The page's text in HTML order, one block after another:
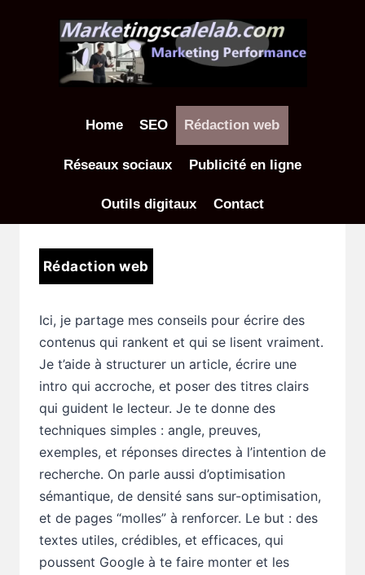
Home SEO Rédaction web
Réseaux sociaux Publicité en ligne
Outils digitaux Contact
Rédaction web
Ici, je partage mes conseils pour écrire des
contenus qui rankent et qui se lisent vraiment.
Je t’aide à structurer un article, écrire une
intro qui accroche, et poser des titres clairs
qui guident le lecteur. Je te donne des
techniques simples : angle, preuves,
exemples, et réponses directes à l’intention de
recherche. On parle aussi d’optimisation
sémantique, de densité sans sur-optimisation,
et de pages “molles” à renforcer. Le but : des
textes utiles, crédibles, et efficaces, qui
poussent Google à te faire monter et les